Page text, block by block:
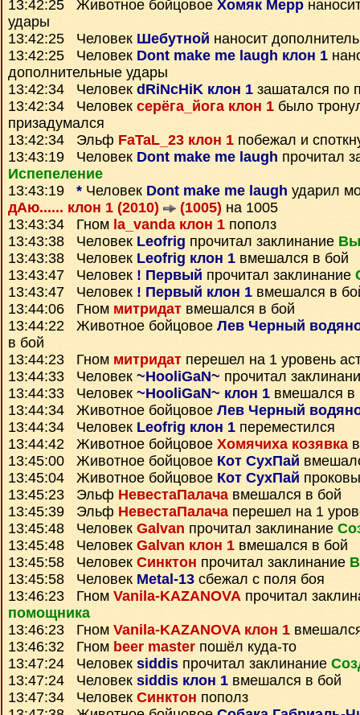
13:42:25 Животное бойцовое Хомяк Мерр
удары
13:42:25 Человек Шебутной наносит
13:42:25 Человек Dont make me laugh клон 1
дополнительные удары
13:42:34 Человек dRiNcHiK клон 1 зашатался по
13:42:34 Человек серёга_йога клон 1 было
призадумался
13:42:34 Эльф FaTaL_23 клон 1 побежал и
13:43:19 Человек Dont make me laugh прочитал
Испепеление
13:43:19 * Человек Dont make me laugh ударил
дАю...... клон 1 (2010)
(1005) на 1005
13:43:34 Гном la_vanda клон 1 пополз
13:43:38 Человек Leofrig прочитал заклинание
13:43:38 Человек Leofrig клон 1 вмешался в бой
13:43:47 Человек ! Первый прочитал заклинание
13:43:47 Человек ! Первый клон 1 вмешался в
13:44:06 Гном митридат вмешался в бой
13:44:22 Животное бойцовое Лев Черный
в бой
13:44:23 Гном митридат перешел на 1 уровень
13:44:33 Человек ~HooliGaN~ прочитал
13:44:33 Человек ~HooliGaN~ клон 1 вмешался в
13:44:34 Животное бойцовое Лев Черный
13:44:34 Человек Leofrig клон 1 переместился
13:44:42 Животное бойцовое Хомячиха козявка
13:45:00 Животное бойцовое Кот СухПай
13:45:04 Животное бойцовое Кот СухПай
13:45:23 Эльф НевестаПалачавмешался в бой
13:45:39 Эльф НевестаПалача перешел на 1
13:45:48 Человек Galvan прочитал заклинание
13:45:48 Человек Galvan клон 1 вмешался в бой
13:45:58 Человек Синктон прочитал заклинание
13:45:58 Человек Metal-13 сбежал с поля боя
13:46:23 Гном Vanila-KAZANOVA прочитал
помощника
13:46:23 Гном Vanila-KAZANOVA клон 1
13:46:32 Гном beer master пошёл куда-то
13:47:24 Человек siddis прочитал заклинание
13:47:24 Человек siddis клон 1 вмешался в бой
13:47:34 Человек Синктон пополз